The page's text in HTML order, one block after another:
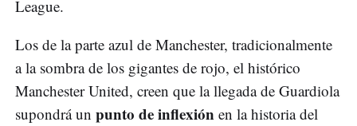
League.
Los de la parte azul de Manchester, tradicionalmente
a la sombra de los gigantes de rojo, el histórico
Manchester United, creen que la llegada de Guardiola
supondrá un punto de inflexión en la historia del